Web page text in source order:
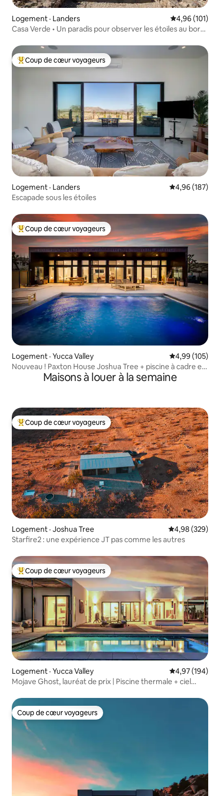
Logement · Landers Note
4,96 (101)
Casa Verde • Un paradis pour observer les étoiles au bord
Coup de cœur voyageurs parmi les plus aimés
Coup de cœur voyageurs
Logement · Landers Note
4,96 (187)
Escapade sous les étoiles
Coup de cœur voyageurs parmi les plus aimés
Coup de cœur voyageurs
Logement · Yucca Valley Note
4,99 (105)
Nouveau ! Paxton House Joshua Tree + piscine à cadre en
Maisons à louer à la semaine
Coup de cœur voyageurs parmi les plus aimés
Coup de cœur voyageurs
Logement · Joshua Tree Note
4,98 (329)
Starfire2 : une expérience JT pas comme les autres
Coup de cœur voyageurs parmi les plus aimés
Coup de cœur voyageurs
Logement · Yucca Valley Note
4,97 (194)
Mojave Ghost, lauréat de prix | Piscine thermale + ciel
Coup de cœur voyageurs
Coup de cœur voyageurs